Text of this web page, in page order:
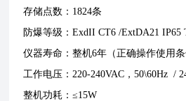
存储点数：1824条
防爆等级：ExdII CT6 /ExtDA21
仪器寿命：整机6年（正确操作使用
工作电压：220-240VAC，50\60Hz /
整机功耗：≤15W